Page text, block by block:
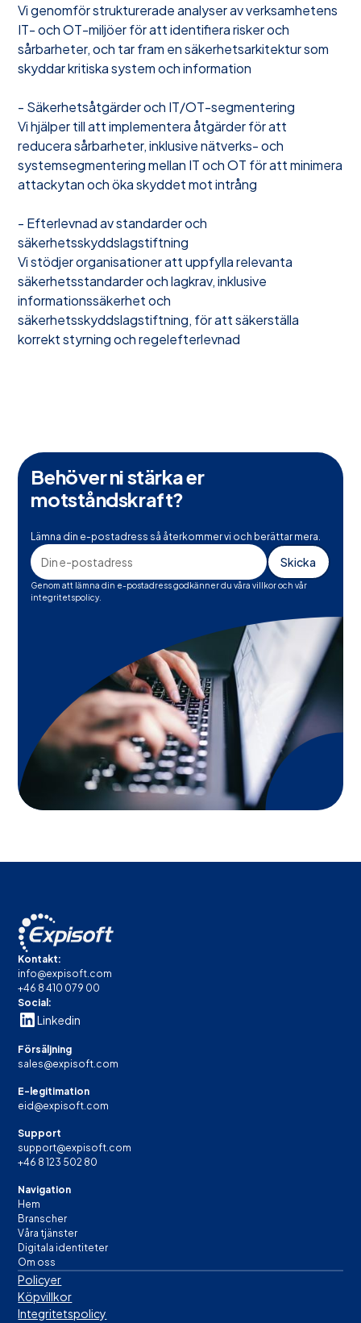
Vi genomför strukturerade analyser av verksamhetens
IT- och OT-miljöer för att identifiera risker och
sårbarheter, och tar fram en säkerhetsarkitektur som
skyddar kritiska system och information
- Säkerhetsåtgärder och IT/OT-segmentering
Vi hjälper till att implementera åtgärder för att
reducera sårbarheter, inklusive nätverks- och
systemsegmentering mellan IT och OT för att minimera
attackytan och öka skyddet mot intrång
- Efterlevnad av standarder och
säkerhetsskyddslagstiftning
Vi stödjer organisationer att uppfylla relevanta
säkerhetsstandarder och lagkrav, inklusive
informationssäkerhet och
säkerhetsskyddslagstiftning, för att säkerställa
korrekt styrning och regelefterlevnad
Behöver ni stärka er
motståndskraft?
Lämna din e-postadress så återkommer vi och berättar mera.
Genom att lämna din e-postadress godkänner du våra villkor och vår
integritetspolicy.
Kontakt:
info@expisoft.com
+46 8 410 079 00
Social:
Linkedin
Försäljning
sales@expisoft.com
E-legitimation
eid@expisoft.com
Support
support@expisoft.com
+46 8 123 502 80
Navigation
Hem
Branscher
Våra tjänster
Digitala identiteter
Om oss
Policyer
Köpvillkor
Integritetspolicy